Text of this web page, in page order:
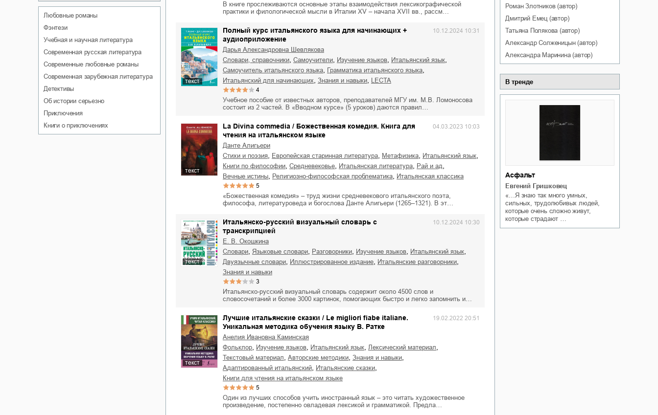
любовные романы
фэнтези
учебная и научная литература
современная русская литература
современные любовные романы
современная зарубежная литература
детективы
об истории серьезно
приключения
книги о приключениях
В книге прослеживаются основные этапы взаимодействия лексикографической
практики и филологической мысли в Италии XV – начала XVII вв., рассм…
текст
Полный курс итальянского языка для начинающих +
аудиоприложение
10.12.2024 10:31
Дарья Александровна Шевлякова
словари, справочники
самоучители изучение языков итальянский язык
самоучитель итальянского языка грамматика итальянского языка
итальянский для начинающих знания и навыки LECTA
4
Учебное пособие от известных авторов, преподавателей МГУ им. М.В. Ломоносова
состоит из 2 частей. В «Вводном курсе» (5 уроков) даются правил…
текст
La Divina commedia / Божественная комедия. Книга для
чтения на итальянском языке
04.03.2023 10:03
Данте Алигьери
стихи и поэзия
европейская старинная литература метафизика итальянский язык
книги по философии Средневековье итальянская литература рай и ад
вечные истины религиозно-философская проблематика итальянская классика
5
«Божественная комедия» – труд жизни средневекового итальянского поэта,
философа, литературоведа и богослова Данте Алигьери (1265–1321). В эт…
текст
Итальянско-русский визуальный словарь с
транскрипцией
10.12.2024 10:30
Е. В. Окошкина
словари
языковые словари разговорники изучение языков итальянский язык
двуязычные словари иллюстрированное издание итальянские разговорники
знания и навыки
3
Итальянско-русский визуальный словарь содержит около 4500 слов и
словосочетаний и более 3000 картинок, помогающих быстро и легко запомнить и…
текст
Лучшие итальянские сказки / Le migliori fiabe italiane.
Уникальная методика обучения языку В. Ратке
19.02.2022 20:51
Анелия Ивановна Каминская
фольклор
изучение языков итальянский язык лексический материал
текстовый материал авторские методики знания и навыки
адаптированный итальянский итальянские сказки
книги для чтения на итальянском языке
5
Один из лучших способов учить иностранный язык – это читать художественное
произведение, постепенно овладевая лексикой и грамматикой. Предла…
Роман Злотников(автор)
Дмитрий Емец(автор)
Татьяна Полякова (автор)
Александр Солженицын(автор)
Александра Маринина(автор)
В тренде
Асфальт
Евгений Гришковец
«…Я знаю так много умных,
сильных, трудолюбивых людей,
которые очень сложно живут,
которые страдают …